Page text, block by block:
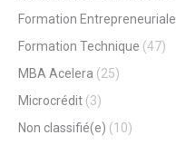
Formation Entrepreneuriale
Formation Technique (47)
MBA Acelera (25)
Microcrédit (3)
Non classifié(e) (10)